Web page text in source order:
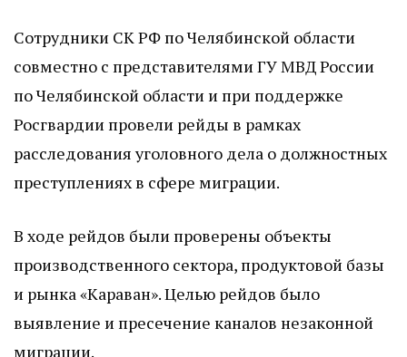
Сотрудники СК РФ по Челябинской области
совместно с представителями ГУ МВД России
по Челябинской области и при поддержке
Росгвардии провели рейды в рамках
расследования уголовного дела о должностных
преступлениях в сфере миграции.
В ходе рейдов были проверены объекты
производственного сектора, продуктовой базы
и рынка «Караван». Целью рейдов было
выявление и пресечение каналов незаконной
миграции.